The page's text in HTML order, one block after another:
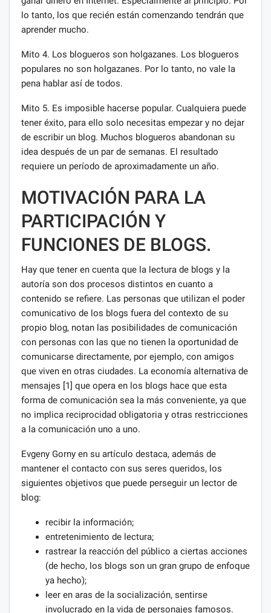
lo tanto, los que recién están comenzando tendrán que
aprender mucho.
Mito 4. Los blogueros son holgazanes. Los blogueros
populares no son holgazanes. Por lo tanto, no vale la
pena hablar así de todos.
Mito 5. Es imposible hacerse popular. Cualquiera puede
tener éxito, para ello solo necesitas empezar y no dejar
de escribir un blog. Muchos blogueros abandonan su
idea después de un par de semanas. El resultado
requiere un período de aproximadamente un año.
MOTIVACIÓN PARA LA
PARTICIPACIÓN Y
FUNCIONES DE BLOGS.
Hay que tener en cuenta que la lectura de blogs y la
autoría son dos procesos distintos en cuanto a
contenido se refiere. Las personas que utilizan el poder
comunicativo de los blogs fuera del contexto de su
propio blog, notan las posibilidades de comunicación
con personas con las que no tienen la oportunidad de
comunicarse directamente, por ejemplo, con amigos
que viven en otras ciudades. La economía alternativa de
mensajes [1] que opera en los blogs hace que esta
forma de comunicación sea la más conveniente, ya que
no implica reciprocidad obligatoria y otras restricciones
a la comunicación uno a uno.
Evgeny Gorny en su artículo destaca, además de
mantener el contacto con sus seres queridos, los
siguientes objetivos que puede perseguir un lector de
blog:
recibir la información;
entretenimiento de lectura;
rastrear la reacción del público a ciertas acciones
(de hecho, los blogs son un gran grupo de enfoque
ya hecho);
leer en aras de la socialización, sentirse
involucrado en la vida de personajes famosos.